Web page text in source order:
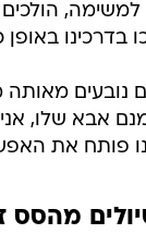
בדרכינו באופן
נובעים
אבא שלו,
פותח את
מהסס